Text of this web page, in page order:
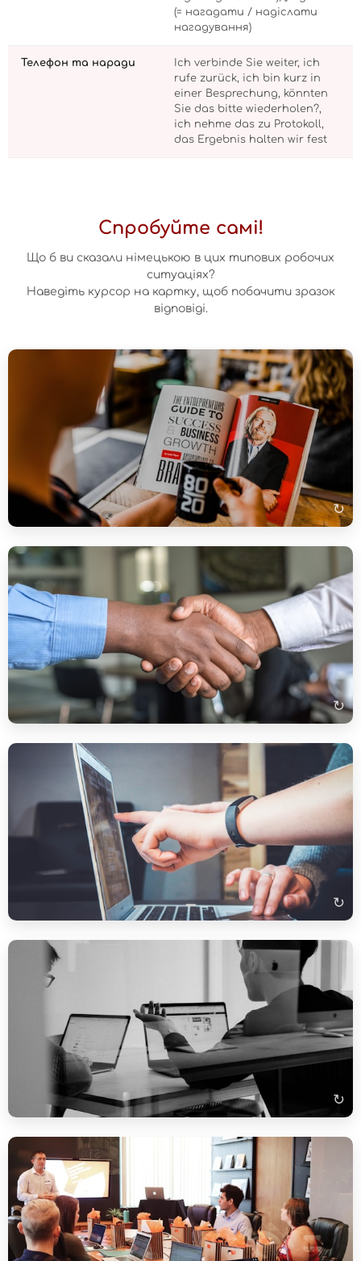
(= нагадати / надіслати
нагадування)
Телефон та наради
Ich verbinde Sie weiter, ich
rufe zurück, ich bin kurz in
einer Besprechung, könnten
Sie das bitte wiederholen?,
ich nehme das zu Protokoll,
das Ergebnis halten wir fest
Спробуйте самі!
Що б ви сказали німецькою в цих типових робочих
ситуаціях?
Наведіть курсор на картку, щоб побачити зразок
відповіді.
↻
„Erzählen Sie etwas über sich." (Розкажіть про себе.)
„Ich heiße … und komme aus … Ich habe … Jahre Erfahrung als …
und spreche Deutsch auf dem Niveau B2. Ich bin teamfähig,
zuverlässig und lerne schnell."
↻
„Warum möchten Sie bei uns arbeiten?" (Чому ви хочете
працювати у нас?)
„Ihr Unternehmen hat einen sehr guten Ruf und ich schätze die
Möglichkeit, mich fachlich weiterzuentwickeln. Außerdem
entspricht die ausgeschriebene Stelle genau meinen
Qualifikationen."
↻
Лист: запит про зустріч (Termin anfragen)
„Sehr geehrte Frau Müller, ich erlaube mir, Sie wegen eines
Gesprächstermins zu kontaktieren. Wären Sie nächste Woche
verfügbar? Mit freundlichen Grüßen, …"
↻
По-австрійськи: „Danke!" → „Bitte!"
В Австрії на „Danke" відповідають „
Bitte!
" (не „Kein Problem"
або „Gern"). На робочому місці це важлива особливість, яка
свідчить про професіоналізм.
Виступ на нараді
„Darf ich kurz etwas anmerken?" / „Ich möchte kurz auf den
letzten Punkt eingehen." / „Wenn ich das richtig verstehe, …" /
„Könnten wir das bitte festhalten?"